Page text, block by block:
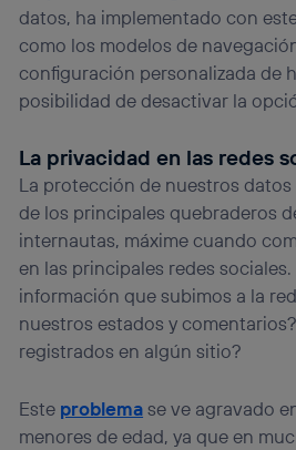
datos, ha implementado con
como los modelos de
configuración personalizada de
posibilidad de desactivar la
La privacidad en las redes
La protección de nuestros datos
de los principales quebraderos
internautas, máxime cuando
en las principales redes
información que subimos a la
nuestros estados y
registrados en algún sitio?
Este problemase ve agravado
menores de edad, ya que en
Si utilizasdatos móviles, el
personalizado, ya que se basará
navegación del usuario del móvil.
Puedes gestionar los
“Administrar Utiq” en la parte
(“consenthub”). Para más
la política de privacidad de Utiq.